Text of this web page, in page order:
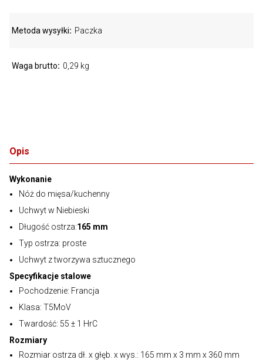
Opis
Wykonanie
Nóż do mięsa/kuchenny
Uchwyt w Niebieski
Długość ostrza:165 mm
Typ ostrza: proste
Uchwyt z tworzywa sztucznego
Specyfikacje stalowe
Pochodzenie: Francja
Klasa: T5MoV
Twardość: 55 ± 1 HrC
Rozmiary
Rozmiar ostrza dł. x głęb. x wys.: 165 mm x 3 mm x 360 mm
Metoda wysyłki Paczka
Waga brutto 0,29 kg